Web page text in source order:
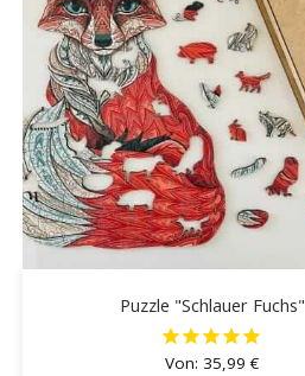
Puzzle "Schlauer Fuchs"
Von: 35,99€